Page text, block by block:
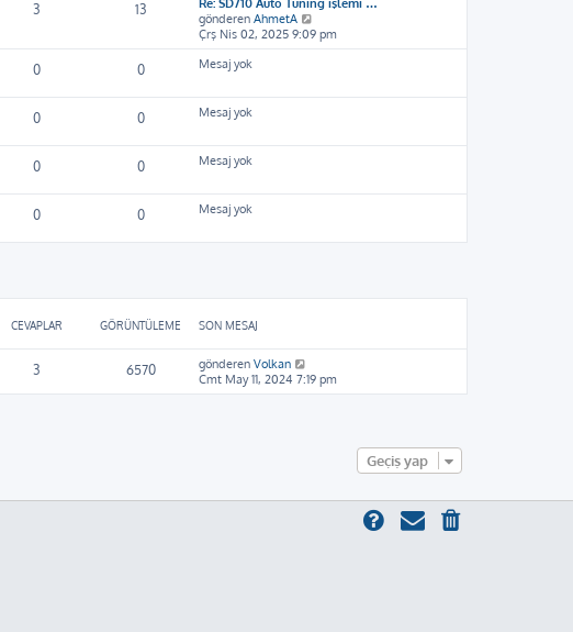
m
e
s
a
g
ü
3 13
Re: SD710 Auto Tuning işlemi …
gönderen AhmetA
o
n
s
Çrş Nis 02, 2025 9:09 pm
0 0 Mesaj yok
0 0 Mesaj yok
0 0 Mesaj yok
0 0 Mesaj yok
CEVAPLAR GÖRÜNTÜLEME SON MESAJ
3 6570 gönderen Volkan
Cmt May 11, 2024 7:19 pm
Geçiş yap